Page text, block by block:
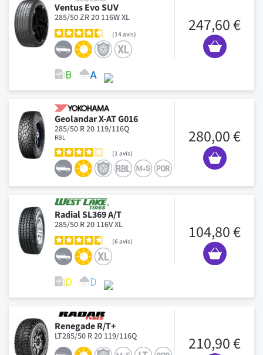
Ventus Evo SUV
285/50 ZR 20 116W XL
14avis 247,60 €
Geolandar X-AT G016
285/50 R 20 119/116Q
RBL
1 avis
280,00 €
Radial SL369 A/T
285/50 R 20 116V XL
6avis 104,80 €
Renegade R/T+
LT285/50 R 20 119/116Q 210,90 €